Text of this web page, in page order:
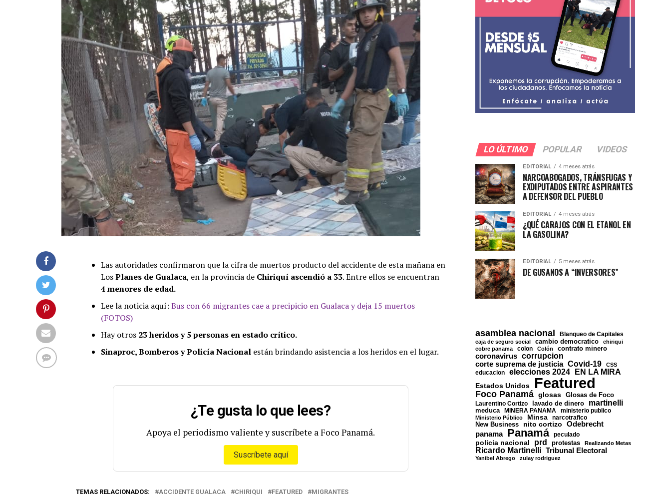
Las autoridades confirmaron que la cifra de muertos producto del accidente de esta mañana en
LosPlanes de Gualaca, en la provincia de Chiriquí ascendió a 33. Entre ellos se encuentran
4 menores de edad.
Lee la noticia aquí: Bus con 66 migrantes cae a precipicio en Gualaca y deja 15 muertos
(FOTOS)
Hay otros 23 heridos y 5 personas en estado crítico.
Sinaproc, Bomberos y Policía Nacional están brindando asistencia a los heridos en el lugar.
¿Te gusta lo que lees?
Apoya el periodismo valiente y suscríbete a Foco Panamá.
Suscríbete aquí
TEMAS RELACIONADOS: ACCIDENTE GUALACA CHIRIQUI FEATURED MIGRANTES
LO ÚLTIMO POPULAR VIDEOS
EDITORIAL 4 meses atrás
NARCOABOGADOS, TRÁNSFUGAS Y
EXDIPUTADOS ENTRE ASPIRANTES
A DEFENSOR DEL PUEBLO
EDITORIAL 4 meses atrás
¿QUÉ CARAJOS CON EL ETANOL EN
LA GASOLINA?
EDITORIAL 5 meses atrás
DE GUSANOS A “INVERSORES”
asamblea nacional Blanqueo de Capitales
caja de seguro social cambio democratico
chiriqui
cobre panama
colon Colón contrato minero
coronavirus corrupcion
corte suprema de justicia Covid-19 CSS
educacion elecciones 2024 EN LA MIRA
Estados Unidos Featured
Foco Panamá glosas Glosas de Foco
Laurentino Cortizo lavado de dinero martinelli
meduca MINERA PANAMA ministerio publico
Ministerio Público Minsa
narcotrafico
New Business
nito cortizo Odebrecht
panama Panamá peculado
policia nacional prd protestas Realizando Metas
Ricardo Martinelli Tribunal Electoral
Yanibel Abrego zulay rodriguez